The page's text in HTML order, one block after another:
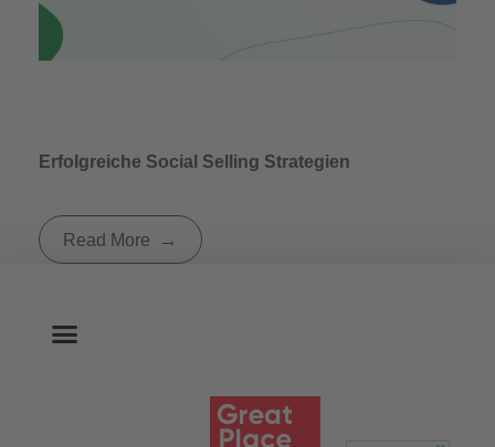
Erfolgreiche Social Selling Strategien
Read More